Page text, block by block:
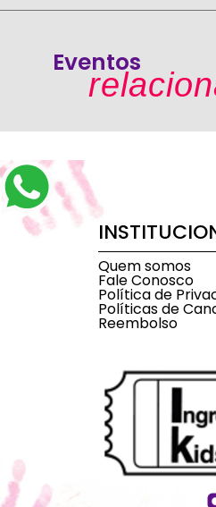
Eventos
Quem somos
Fale Conosco
Política de
Políticas de
Reembolso